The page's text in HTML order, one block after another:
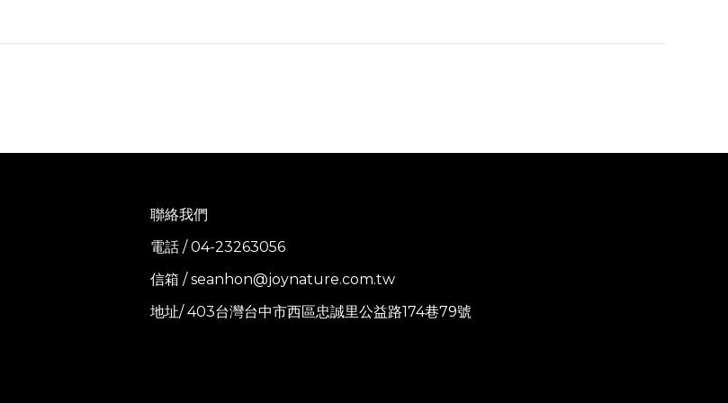
聯絡我們
電話 / 04-23263056
信箱 / seanhon@joynature.com.tw
地址/ 403台灣台中市西區忠誠里公益路174巷79號